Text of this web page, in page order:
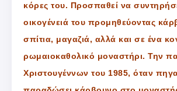
κόρες του. Προσπαθεί να
οικογένειά του προμηθεύοντας
σπίτια, μαγαζιά, αλλά και σε ένα
ρωμαιοκαθολικό μοναστήρι. Την
Χριστουγέννων του 1985, όταν